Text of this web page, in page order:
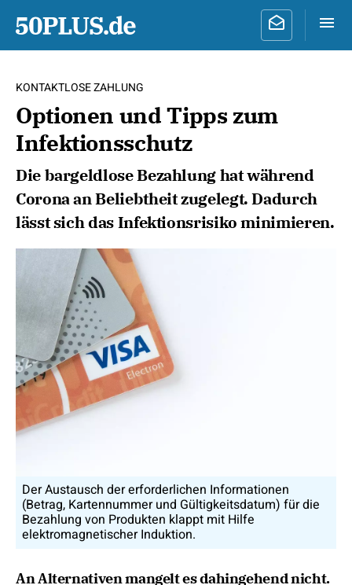
KONTAKTLOSE ZAHLUNG
Optionen und Tipps zum
Infektionsschutz
Die bargeldlose Bezahlung hat während
Corona an Beliebtheit zugelegt. Dadurch
lässt sich das Infektionsrisiko minimieren.
Der Austausch der erforderlichen Informationen
(Betrag, Kartennummer und Gültigkeitsdatum) für die
Bezahlung von Produkten klappt mit Hilfe
elektromagnetischer Induktion.
An Alternativen mangelt es dahingehend nicht.